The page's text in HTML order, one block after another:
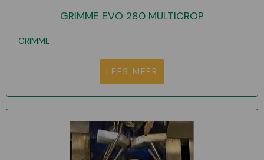
GRIMME EVO 280 MULTICROP
GRIMME
LEES MEER